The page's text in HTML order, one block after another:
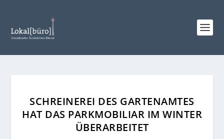
SCHREINEREI DES GARTENAMTES
HAT DAS PARKMOBILIAR IM WINTER
ÜBERARBEITET